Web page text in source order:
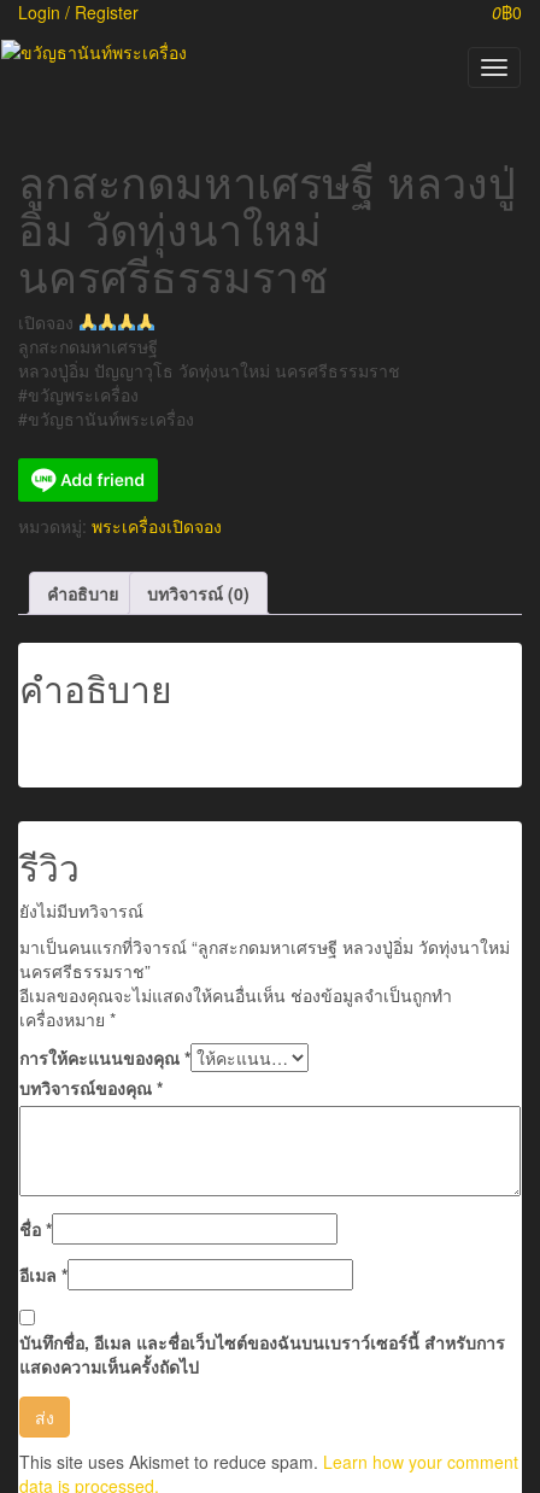
Login / Register 0฿0
ลูกสะกดมหาเศรษฐี หลวงปู่
อิ่ม วัดทุ่งนาใหม่
นครศรีธรรมราช
เปิดจอง
ลูกสะกดมหาเศรษฐี
หลวงปู่อิ่ม ปัญญาวุโธ วัดทุ่งนาใหม่ นครศรีธรรมราช
#ขวัญพระเครื่อง
#ขวัญธานันท์พระเครื่อง
หมวดหมู่: พระเครื่องเปิดจอง
คำอธิบาย บทวิจารณ์ (0)
คำอธิบาย
รีวิว
ยังไม่มีบทวิจารณ์
มาเป็นคนแรกที่วิจารณ์ “ลูกสะกดมหาเศรษฐี หลวงปู่อิ่ม วัดทุ่งนาใหม่
นครศรีธรรมราช”
อีเมลของคุณจะไม่แสดงให้คนอื่นเห็น ช่องข้อมูลจำเป็นถูกทำ
เครื่องหมาย *
การให้คะแนนของคุณ *
บทวิจารณ์ของคุณ *
ชื่อ *
อีเมล *
บันทึกชื่อ, อีเมล และชื่อเว็บไซต์ของฉันบนเบราว์เซอร์นี้ สำหรับการ
แสดงความเห็นครั้งถัดไป
This site uses Akismet to reduce spam. Learn how your comment
data is processed.